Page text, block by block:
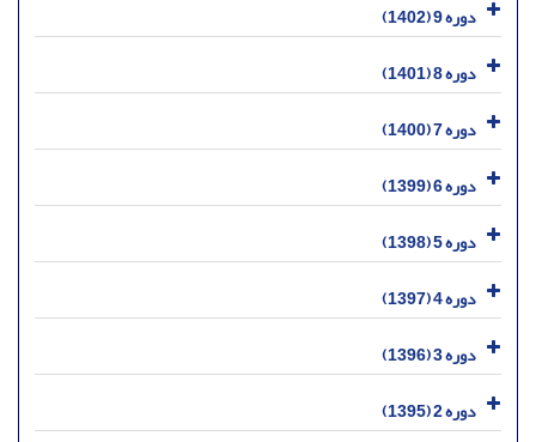
دوره 9 (1402)
دوره 8 (1401)
دوره 7 (1400)
دوره 6 (1399)
دوره 5 (1398)
دوره 4 (1397)
دوره 3 (1396)
دوره 2 (1395)